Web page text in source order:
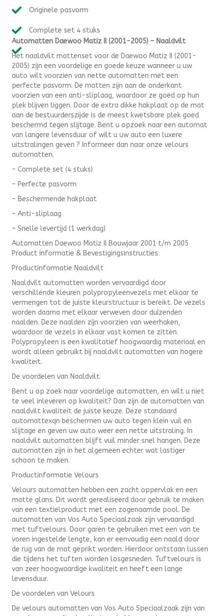
Matiz
II
2005)
-
Naaldvilt
aantal
Originele pasvorm
Complete set 4 stuks
Automatten Daewoo Matiz II (2001-2005) – Naaldvilt
Het naaldvilt mattenset voor de Daewoo Matiz II (2001-
2005) zijn een voordelige en goede keuze wanneer u uw
auto wilt voorzien van nette automatten met een
perfecte pasvorm. De matten zijn aan de onderkant
voorzien van een anti-sliplaag, waardoor ze goed op hun
plek blijven liggen. Door de extra dikke hakplaat op de mat
aan de bestuurderszijde is de meest kwetsbare plek goed
beschermd tegen slijtage. Bent u opzoek naar een automat
van langere levensduur of wilt u uw auto een luxere
uitstralingen geven ? Informeer dan naar onze velours
automatten.
– Complete set (4 stuks)
– Perfecte pasvorm
– Beschermende hakplaat
– Anti-sliplaag
– Snelle levertijd (1 werkdag)
Automatten Daewoo Matiz II Bouwjaar 2001 t/m 2005
Product informatie & Bevestigingsinstructies
Productinformatie Naaldvilt
Naaldvilt automatten worden vervaardigd door
verschillende kleuren polypropyleenvezels met elkaar te
vermengen tot de juiste kleurstructuur is bereikt. De vezels
worden daarna met elkaar verweven door duizenden
naalden. Deze naalden zijn voorzien van weerhaken,
waardoor de vezels in elkaar vast komen te zitten.
Polypropyleen is een kwalitatief hoogwaardig materiaal en
wordt alleen gebruikt bij naaldvilt automatten van hogere
kwaliteit.
De voordelen van Naaldvilt
Bent u op zoek naar voordelige automatten, en wilt u niet
te veel inleveren op kwaliteit? Dan zijn de automatten van
naaldvilt kwaliteit de juiste keuze. Deze standaard
automattexqn beschermen uw auto tegen klein vuil en
slijtage en geven uw auto weer een nette uitstraling. In
naaldvilt automatten blijft vuil minder snel hangen. Deze
automatten zijn in het algemeen echter wat lastiger
schoon te maken.
Productinformatie Velours
Velours automatten hebben een zacht oppervlak en een
matte glans. Dit wordt gerealiseerd door gebruik te maken
van een textielproduct met een zogenaamde pool. De
automatten van Vos Auto Speciaalzaak zijn vervaardigd
met tuftvelours. Door garen te gebruiken met een van te
voren ingestelde lengte, kan er eenvoudig een naald door
de rug van de mat geprikt worden. Hierdoor ontstaan lussen
die tijdens het tuften worden losgesneden. Tuftvelours is
van zeer hoogwaardige kwaliteit en heeft een lange
levensduur.
De voordelen van Velours
De velours automatten van Vos Auto Speciaalzaak zijn van